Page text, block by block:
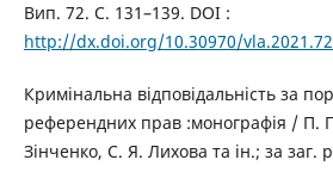
Вип. 72. С. 131–139. DOI :
http://dx.doi.org/10.30970/vla.2021.72
Кримінальна відповідальність за
референдних прав :монографія / П.
Зінченко, С. Я. Лихова та ін.; за заг.